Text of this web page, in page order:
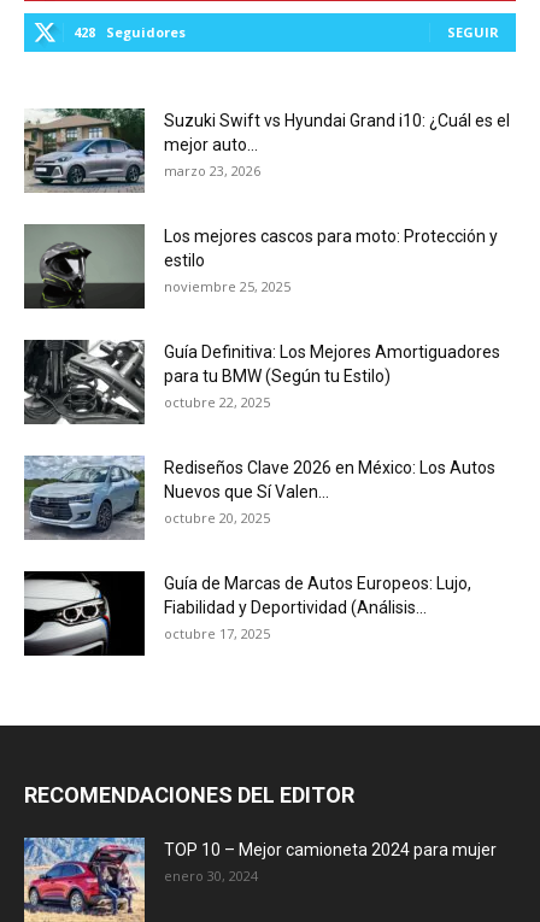
428 Seguidores SEGUIR
Suzuki Swift vs Hyundai Grand i10: ¿Cuál es el
mejor auto...
marzo 23, 2026
Los mejores cascos para moto: Protección y
estilo
noviembre 25, 2025
Guía Definitiva: Los Mejores Amortiguadores
para tu BMW (Según tu Estilo)
octubre 22, 2025
Rediseños Clave 2026 en México: Los Autos
Nuevos que Sí Valen...
octubre 20, 2025
Guía de Marcas de Autos Europeos: Lujo,
Fiabilidad y Deportividad (Análisis...
octubre 17, 2025
RECOMENDACIONES DEL EDITOR
TOP 10 – Mejor camioneta 2024 para mujer
enero 30, 2024